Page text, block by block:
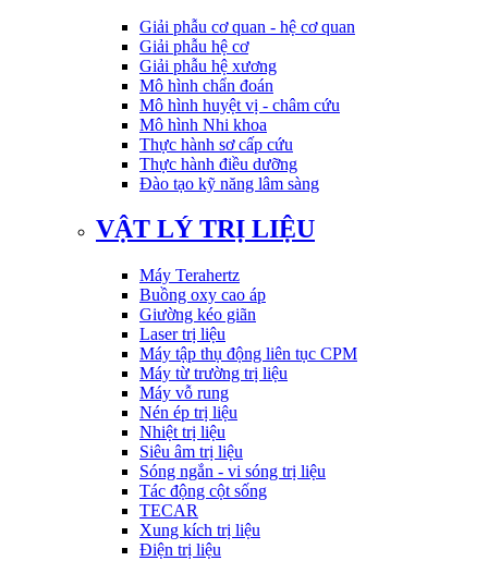
Giải phẫu cơ quan - hệ cơ quan
Giải phẫu hệ cơ
Giải phẫu hệ xương
Mô hình chẩn đoán
Mô hình huyệt vị - châm cứu
Mô hình Nhi khoa
Thực hành sơ cấp cứu
Thực hành điều dưỡng
Đào tạo kỹ năng lâm sàng
VẬT LÝ TRỊ LIỆU
Máy Terahertz
Buồng oxy cao áp
Giường kéo giãn
Laser trị liệu
Máy tập thụ động liên tục CPM
Máy từ trường trị liệu
Máy vỗ rung
Nén ép trị liệu
Nhiệt trị liệu
Siêu âm trị liệu
Sóng ngắn - vi sóng trị liệu
Tác động cột sống
TECAR
Xung kích trị liệu
Điện trị liệu